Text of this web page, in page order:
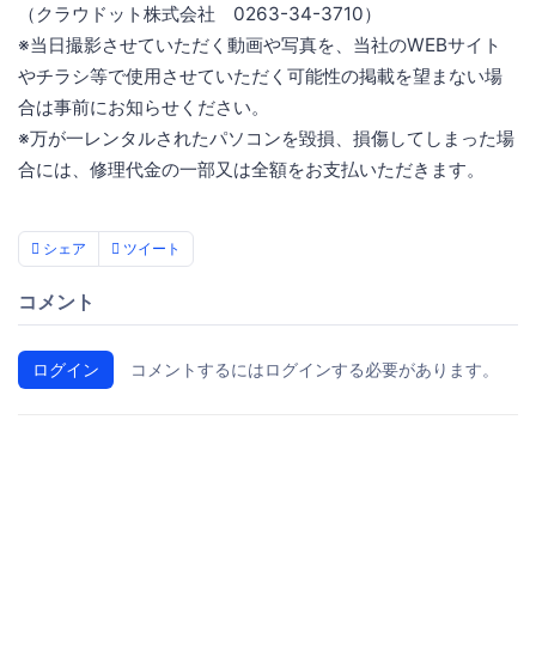
（クラウドット株式会社 0263-34-3710）
※当日撮影させていただく動画や写真を、当社のWEBサイト
やチラシ等で使用させていただく可能性の掲載を望まない場
合は事前にお知らせください。
※万が一レンタルされたパソコンを毀損、損傷してしまった場
合には、修理代金の一部又は全額をお支払いただきます。
シェア ツイート
コメント
ログイン コメントするにはログインする必要があります。